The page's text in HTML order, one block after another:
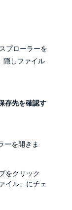
プローラーを
隠しファイル
存先を確認す
ーを開きま
をクリック
イル」にチェ